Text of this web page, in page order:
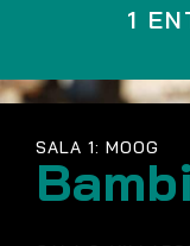
1
SALA 1: MOOG
Bambi